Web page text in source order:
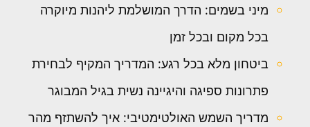
מיני בשמים: הדרך המושלמת ליהנות מיוקרה
בכל מקום ובכל זמן
ביטחון מלא בכל רגע: המדריך המקיף לבחירת
פתרונות ספיגה והיגיינה נשית בגיל המבוגר
מדריך השמש האולטימטיבי: איך להשתזף מהר